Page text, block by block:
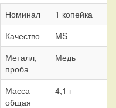
Номинал
1 копейка
Качество
MS
Металл,
проба
Медь
Масса
общая
4,1 г